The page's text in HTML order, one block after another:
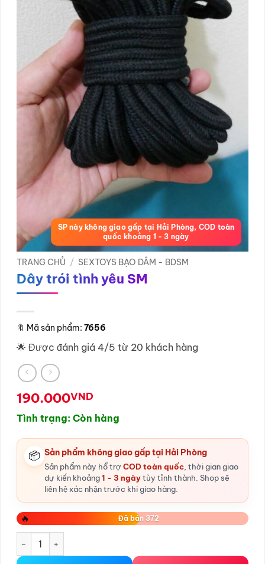
SP này không giao gấp tại Hải Phòng, COD toàn
quốc khoảng 1 - 3 ngày
TRANG CHỦ / SEXTOYS BẠO DÂM - BDSM
Dây trói tình yêu SM
🔖 Mã sản phẩm: 7656
🌟 Được đánh giá 4/5 từ 20 khách hàng
190.000VND
Tình trạng: Còn hàng
📦 Sản phẩm không giao gấp tại Hải Phòng
Sản phẩm này hỗ trợCOD toàn quốc , thời gian giao
dự kiến khoảng1 - 3 ngàytùy tỉnh thành. Shop sẽ
liên hệ xác nhận trước khi giao hàng.
🔥 Đã bán 372
Dây trói tình yêu SM số lượng